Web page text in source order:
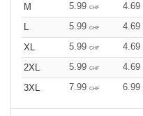
M
5.99 CHF 4.69
L
5.99 CHF 4.69
XL
5.99 CHF 4.69
2XL
5.99 CHF 4.69
3XL
7.99 CHF 6.99